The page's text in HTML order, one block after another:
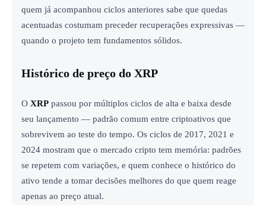
quem já acompanhou ciclos anteriores sabe que quedas
acentuadas costumam preceder recuperações expressivas —
quando o projeto tem fundamentos sólidos.
Histórico de preço do XRP
O XRP passou por múltiplos ciclos de alta e baixa desde
seu lançamento — padrão comum entre criptoativos que
sobrevivem ao teste do tempo. Os ciclos de 2017, 2021 e
2024 mostram que o mercado cripto tem memória: padrões
se repetem com variações, e quem conhece o histórico do
ativo tende a tomar decisões melhores do que quem reage
apenas ao preço atual.